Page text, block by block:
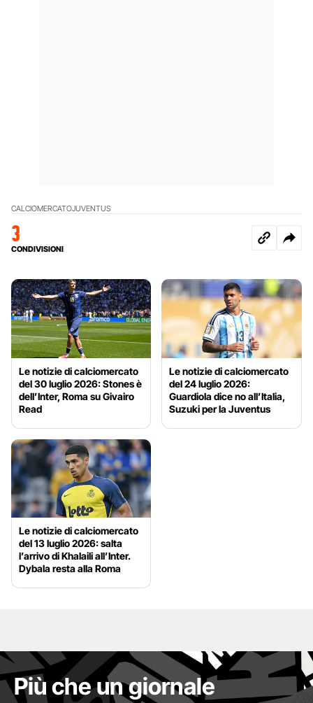
CALCIOMERCATOJUVENTUS
3
CONDIVISIONI
Le notizie di calciomercato
del 30 luglio 2026: Stones è
dell’Inter, Roma su Givairo
Read
Le notizie di calciomercato
del 24 luglio 2026:
Guardiola dice no all’Italia,
Suzuki per la Juventus
Le notizie di calciomercato
del 13 luglio 2026: salta
l’arrivo di Khalaili all’Inter.
Dybala resta alla Roma
Più che un giornale